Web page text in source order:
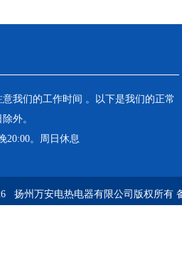
我们的工作时间 。以下是我们的正常
外。
20:00。周日休息
扬州万安电热电器有限公司版权所有